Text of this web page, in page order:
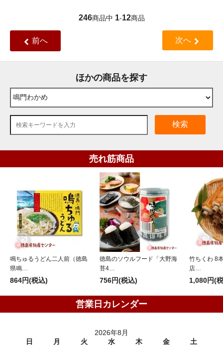
246商品中 1-12商品
前へ 次へ
ほかの商品を探す
検索
売れ筋商品
鳴ちゅるうどん二人前（徳島
県鳴…
864円(税込)
徳島のソウルフード「大野海
苔4…
756円(税込)
竹ちくわ 8
店…
1,080円(
営業日カレンダー
2026年8月
日
月 火 水 木 金
土